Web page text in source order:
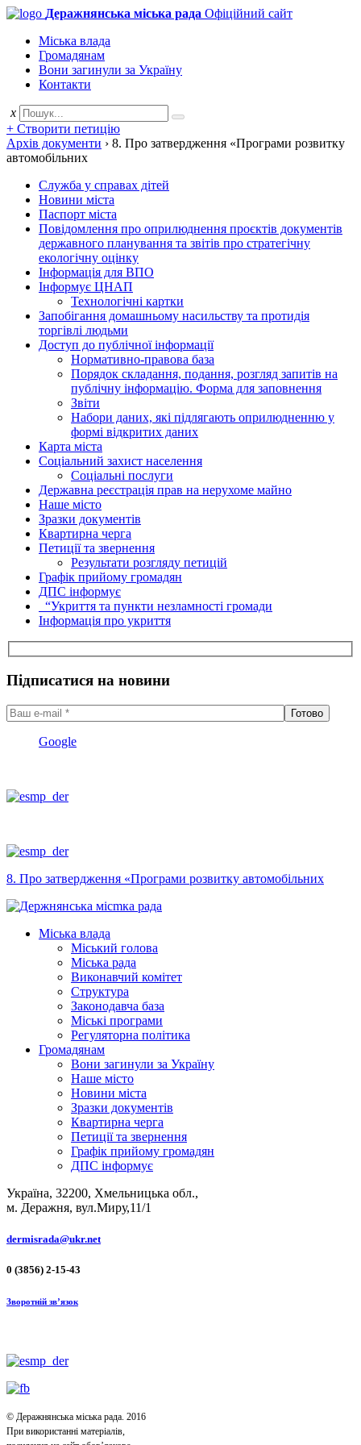
Деражнянська міська рада Офіційний сайт
Міська влада
Громадянам
Вони загинули за Україну
Контакти
x
+ Створити петицію
Архів документи › 8. Про затвердження «Програми розвитку
автомобільних
Служба у справах дітей
Новини міста
Паспорт міста
Повідомлення про оприлюднення проєктів документів
державного планування та звітів про стратегічну
екологічну оцінку
Інформація для ВПО
Інформує ЦНАП
Технологічні картки
Запобігання домашньому насильству та протидія
торгівлі людьми
Доступ до публічної інформації
Нормативно-правова база
Порядок складання, подання, розгляд запитів на
публічну інформацію. Форма для заповнення
Звіти
Набори даних, які підлягають оприлюдненню у
формі відкритих даних
Карта міста
Соціальний захист населення
Соціальні послуги
Державна реєстрація прав на нерухоме майно
Наше місто
Зразки документів
Квартирна черга
Петиції та звернення
Результати розгляду петицій
Графік прийому громадян
ДПС інформує
“Укриття та пункти незламності громади
Інформація про укриття
Підписатися на новини
Google
8. Про затвердження «Програми розвитку автомобільних
Міська влада
Міський голова
Міська рада
Виконавчий комітет
Структура
Законодавча база
Міські програми
Регуляторна політика
Громадянам
Вони загинули за Україну
Наше місто
Новини міста
Зразки документів
Квартирна черга
Петиції та звернення
Графік прийому громадян
ДПС інформує
Україна, 32200, Хмельницька обл.,
м. Деражня, вул.Миру,11/1
dermisrada@ukr.net
0 (3856) 2-15-43
Зворотній зв’язок
© Деражнянська міська рада. 2016
При використанні матеріалів,